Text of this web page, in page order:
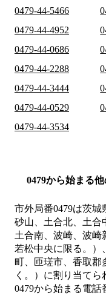
0479-44-5466
0479-44-4952
0479-44-0686
0479-44-2288
0479-44-3444
0479-44-0529
0479-44-3534
0479から始まる
市外局番0479は茨城
砂山、土合北、土合
土合南、波崎、波崎
若松中央に限る。）
町、匝瑳市、香取郡
く。） に割り当てら
0479から始まる電話